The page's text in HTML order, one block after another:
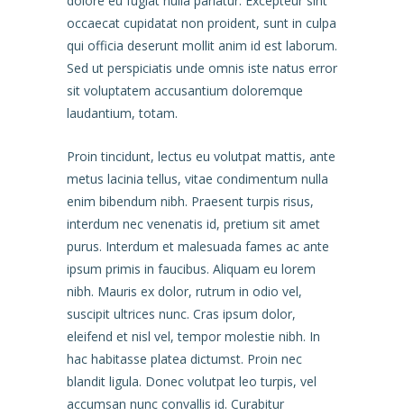
occaecat cupidatat non proident, sunt in culpa
qui officia deserunt mollit anim id est laborum.
Sed ut perspiciatis unde omnis iste natus error
sit voluptatem accusantium doloremque
laudantium, totam.
Proin tincidunt, lectus eu volutpat mattis, ante
metus lacinia tellus, vitae condimentum nulla
enim bibendum nibh. Praesent turpis risus,
interdum nec venenatis id, pretium sit amet
purus. Interdum et malesuada fames ac ante
ipsum primis in faucibus. Aliquam eu lorem
nibh. Mauris ex dolor, rutrum in odio vel,
suscipit ultrices nunc. Cras ipsum dolor,
eleifend et nisl vel, tempor molestie nibh. In
hac habitasse platea dictumst. Proin nec
blandit ligula. Donec volutpat leo turpis, vel
accumsan nunc convallis id. Curabitur